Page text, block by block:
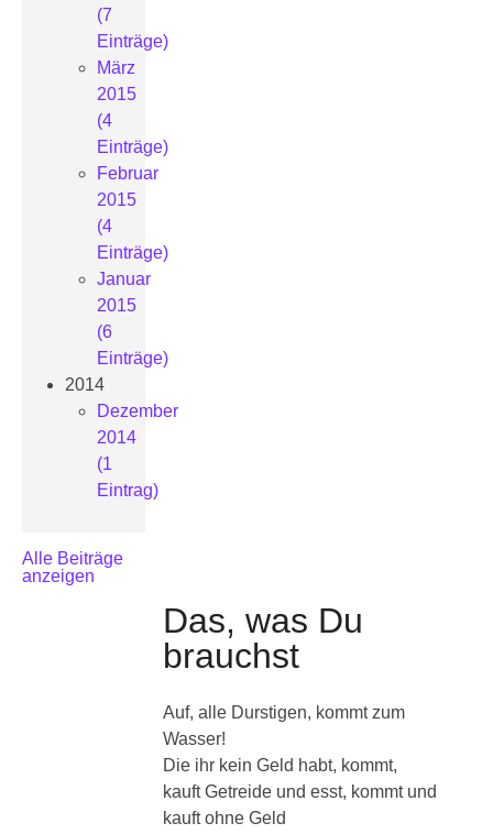
(7
Einträge)
März
2015
(4
Einträge)
Februar
2015
(4
Einträge)
Januar
2015
(6
Einträge)
2014
Dezember
2014
(1
Eintrag)
Alle Beiträge
anzeigen
Das, was Du
brauchst
Auf, alle Durstigen, kommt zum
Wasser!
Die ihr kein Geld habt, kommt,
kauft Getreide und esst, kommt und
kauft ohne Geld